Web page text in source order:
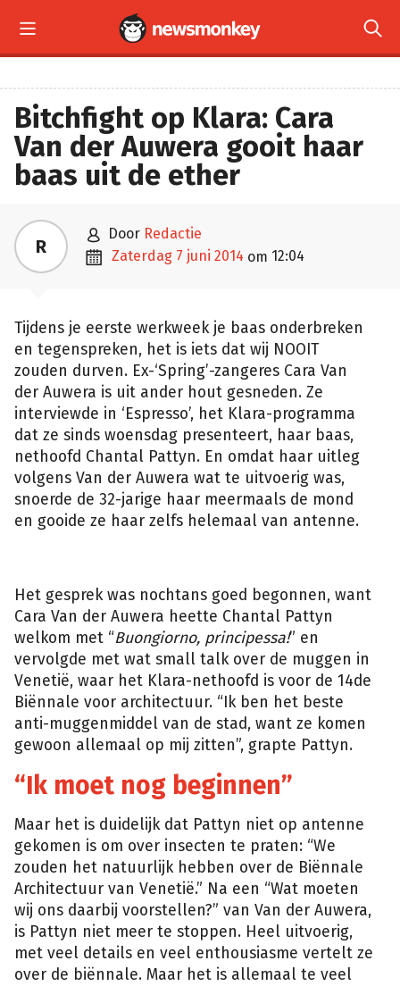
 
Bitchfight op Klara: Cara
Van der Auwera gooit haar
baas uit de ether
R  door Redactie
 zaterdag 7 juni 2014 om 12:04
Tijdens je eerste werkweek je baas onderbreken
en tegenspreken, het is iets dat wij NOOIT
zouden durven. Ex-‘Spring’-zangeres Cara Van
der Auwera is uit ander hout gesneden. Ze
interviewde in ‘Espresso’, het Klara-programma
dat ze sinds woensdag presenteert, haar baas,
nethoofd Chantal Pattyn. En omdat haar uitleg
volgens Van der Auwera wat te uitvoerig was,
snoerde de 32-jarige haar meermaals de mond
en gooide ze haar zelfs helemaal van antenne.
Het gesprek was nochtans goed begonnen, want
Cara Van der Auwera heette Chantal Pattyn
welkom met “Buongiorno, principessa!” en
vervolgde met wat small talk over de muggen in
Venetië, waar het Klara-nethoofd is voor de 14de
Biënnale voor architectuur. “Ik ben het beste
anti-muggenmiddel van de stad, want ze komen
gewoon allemaal op mij zitten”, grapte Pattyn.
“Ik moet nog beginnen”
Maar het is duidelijk dat Pattyn niet op antenne
gekomen is om over insecten te praten: “We
zouden het natuurlijk hebben over de Biënnale
Architectuur van Venetië.” Na een “Wat moeten
wij ons daarbij voorstellen?” van Van der Auwera,
is Pattyn niet meer te stoppen. Heel uitvoerig,
met veel details en veel enthousiasme vertelt ze
over de biënnale. Maar het is allemaal te veel